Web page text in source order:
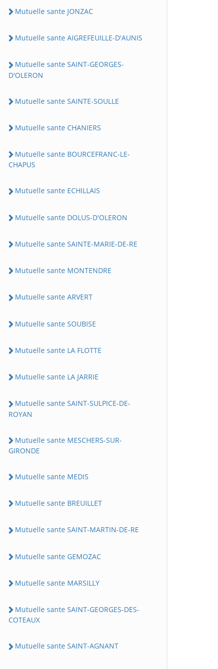
Mutuelle sante JONZAC
Mutuelle sante AIGREFEUILLE-D'AUNIS
Mutuelle sante SAINT-GEORGES-
D'OLERON
Mutuelle sante SAINTE-SOULLE
Mutuelle sante CHANIERS
Mutuelle sante BOURCEFRANC-LE-
CHAPUS
Mutuelle sante ECHILLAIS
Mutuelle sante DOLUS-D'OLERON
Mutuelle sante SAINTE-MARIE-DE-RE
Mutuelle sante MONTENDRE
Mutuelle sante ARVERT
Mutuelle sante SOUBISE
Mutuelle sante LA FLOTTE
Mutuelle sante LA JARRIE
Mutuelle sante SAINT-SULPICE-DE-
ROYAN
Mutuelle sante MESCHERS-SUR-
GIRONDE
Mutuelle sante MEDIS
Mutuelle sante BREUILLET
Mutuelle sante SAINT-MARTIN-DE-RE
Mutuelle sante GEMOZAC
Mutuelle sante MARSILLY
Mutuelle sante SAINT-GEORGES-DES-
COTEAUX
Mutuelle sante SAINT-AGNANT